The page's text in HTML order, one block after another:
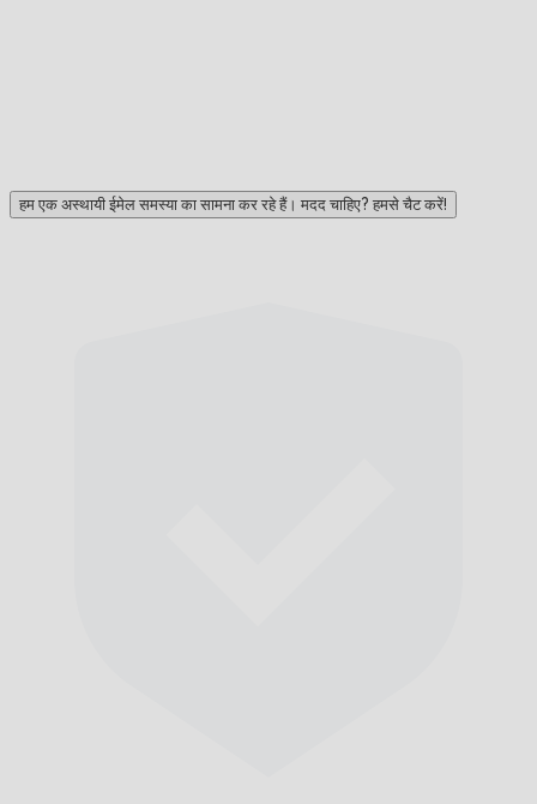
हम एक अस्थायी ईमेल समस्या का सामना कर रहे हैं। मदद चाहिए? हमसे चैट करें!